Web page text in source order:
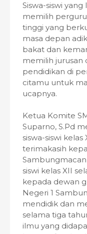
Siswa-siswi
memilih
tinggi yang
masa depan
bakat dan
memilih jurusan
pendidikan di
citamu untuk
ucapnya.
Ketua Komite
Suparno, S.Pd
siswa-siswi
terimakasih
siswi kelas XII
kepada dewan
Negeri 1
mendidik dan
selama tiga
ilmu yang